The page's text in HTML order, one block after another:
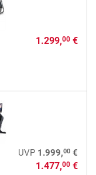
1.299,00€
UVP 1.999,00€
1.477,00€